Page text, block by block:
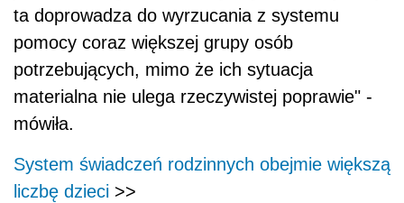
ta doprowadza do wyrzucania z systemu
pomocy coraz większej grupy osób
potrzebujących, mimo że ich sytuacja
materialna nie ulega rzeczywistej poprawie" -
mówiła.
System świadczeń rodzinnych obejmie większą
liczbę dzieci >>